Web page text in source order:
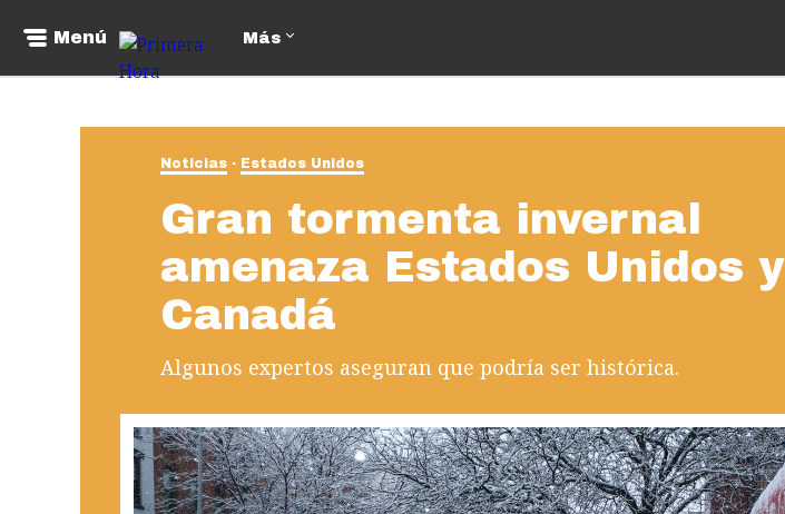
Menú Más
Noticias Estados Unidos
Gran tormenta invernal
amenaza Estados Unidos y
Canadá
Algunos expertos aseguran que podría ser histórica.